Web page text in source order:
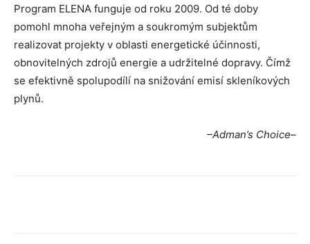
Program ELENA funguje od roku 2009. Od té doby
pomohl mnoha veřejným a soukromým subjektům
realizovat projekty v oblasti energetické účinnosti,
obnovitelných zdrojů energie a udržitelné dopravy. Čímž
se efektivně spolupodílí na snižování emisí skleníkových
plynů.
–Adman’s Choice–